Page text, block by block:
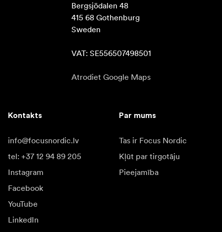
Bergsjödalen 48
415 68 Gothenburg
Sweden
VAT: SE556507498501
Atrodiet Google Maps
Kontakts
info@focusnordic.lv
tel: +37 12 94 89 205
Instagram
Facebook
YouTube
LinkedIn
Par mums
Tas ir Focus Nordic
Kļūt par tirgotāju
Pieejamība